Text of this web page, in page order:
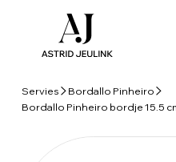
Servies
Bordallo Pinheiro
Bordallo Pinheiro bordje 15.5